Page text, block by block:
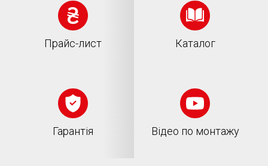
Прайс-лист Каталог
Гарантія Відео по монтажу